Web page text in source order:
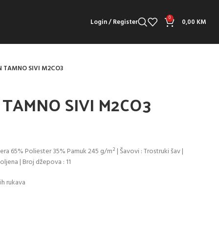
Login / Register 0 0,00 KM
TAMNO SIVI M2CO3
SIVI M2CO3
65% Poliester 35% Pamuk 245 g/m² | Šavovi : Trostruki šav |
| Broj džepova : 11
rukava